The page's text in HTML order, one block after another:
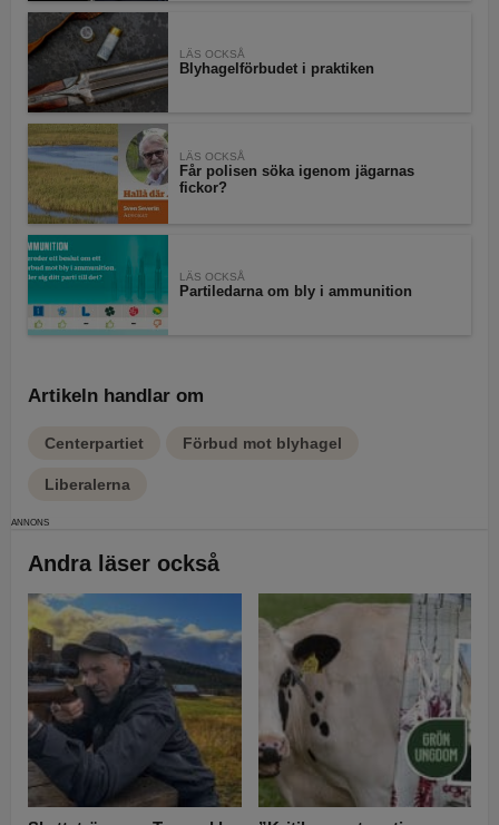
LÄS OCKSÅ
Blyhagelförbudet i praktiken
LÄS OCKSÅ
Får polisen söka igenom jägarnas
fickor?
LÄS OCKSÅ
Partiledarna om bly i ammunition
Artikeln handlar om
Centerpartiet Förbud mot blyhagel
Liberalerna
Andra läser också